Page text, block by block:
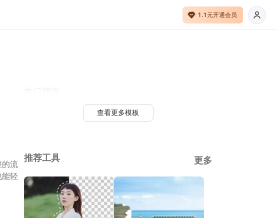
1.1元开通会员
的流
轻
查看更多模板
推荐工具 更多